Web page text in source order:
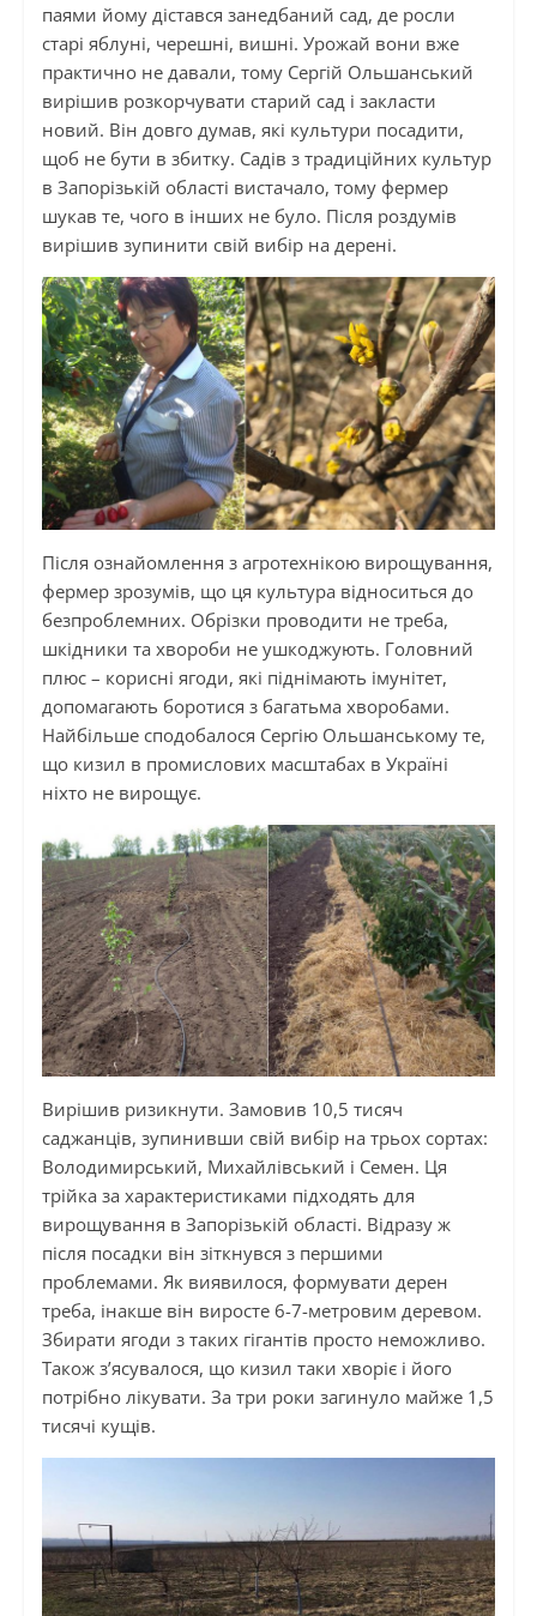
паями йому дістався занедбаний сад, де росли
старі яблуні, черешні, вишні. Урожай вони вже
практично не давали, тому Сергій Ольшанський
вирішив розкорчувати старий сад і закласти
новий. Він довго думав, які культури посадити,
щоб не бути в збитку. Садів з традиційних культур
в Запорізькій області вистачало, тому фермер
шукав те, чого в інших не було. Після роздумів
вирішив зупинити свій вибір на дерені.
Після ознайомлення з агротехнікою вирощування,
фермер зрозумів, що ця культура відноситься до
безпроблемних. Обрізки проводити не треба,
шкідники та хвороби не ушкоджують. Головний
плюс – корисні ягоди, які піднімають імунітет,
допомагають боротися з багатьма хворобами.
Найбільше сподобалося Сергію Ольшанському те,
що кизил в промислових масштабах в Україні
ніхто не вирощує.
Вирішив ризикнути. Замовив 10,5 тисяч
саджанців, зупинивши свій вибір на трьох сортах:
Володимирський, Михайлівський і Семен. Ця
трійка за характеристиками підходять для
вирощування в Запорізькій області. Відразу ж
після посадки він зіткнувся з першими
проблемами. Як виявилося, формувати дерен
треба, інакше він виросте 6-7-метровим деревом.
Збирати ягоди з таких гігантів просто неможливо.
Також з’ясувалося, що кизил таки хворіє і його
потрібно лікувати. За три роки загинуло майже 1,5
тисячі кущів.